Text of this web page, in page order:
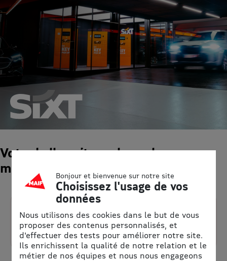
Votre belle voiture : louez-la
maintenant
Jusqu'à 15% de remise
Une vaste sélection de véhicules premium
Disponibles en France et à l'international
Bonjour et bienvenue sur notre site
Choisissez l'usage de vos
données
Nous utilisons des cookies dans le but de vous
proposer des contenus personnalisés, et
d'effectuer des tests pour améliorer notre site.
Ils enrichissent la qualité de notre relation et le
métier de nos équipes et nous nous engageons